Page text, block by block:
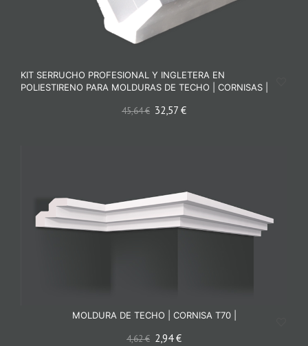
KIT SERRUCHO PROFESIONAL Y INGLETERA EN
POLIESTIRENO PARA MOLDURAS DE TECHO | CORNISAS |
45,64€ 32,57 €
MOLDURA DE TECHO | CORNISA T70 |
4,62€ 2,94€